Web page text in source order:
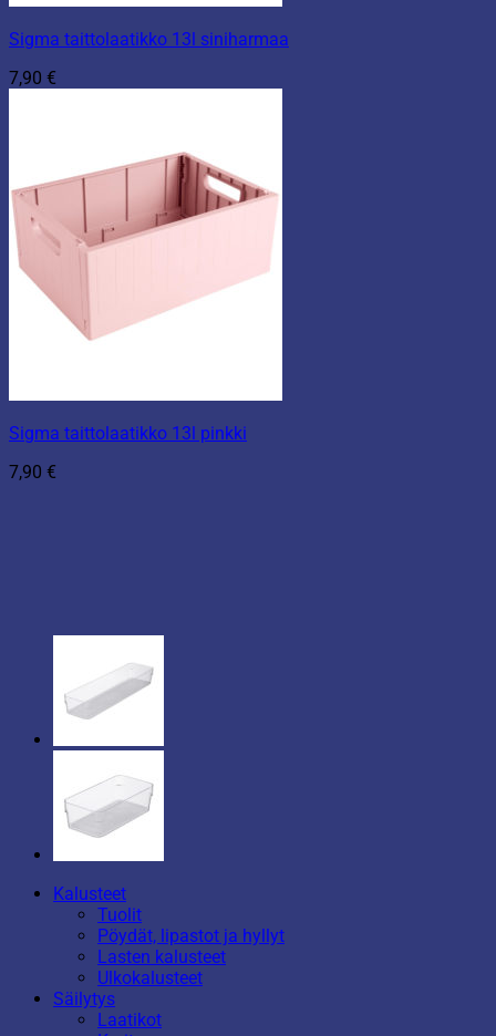
Sigma taittolaatikko 13l siniharmaa
7,90 €
Sigma taittolaatikko 13l pinkki
7,90 €
Kalusteet
Tuolit
Pöydät, lipastot ja hyllyt
Lasten kalusteet
Ulkokalusteet
Säilytys
Laatikot